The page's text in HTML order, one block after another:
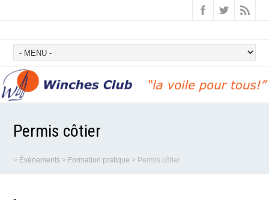
Permis côtier
> Évènements > Formation pratique > Permis côtier
-